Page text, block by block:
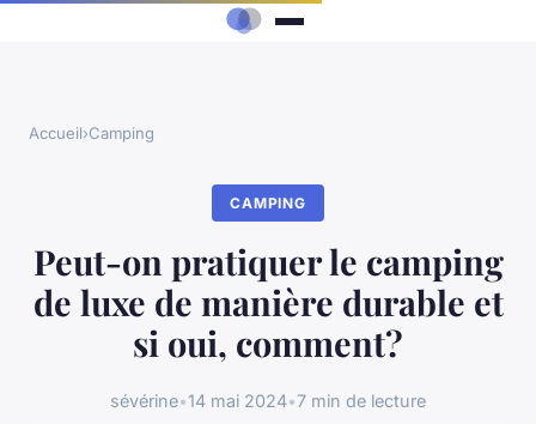
Accueil›Camping
CAMPING
Peut-on pratiquer le camping
de luxe de manière durable et
si oui, comment?
sévérine•14 mai 2024•7 min de lecture